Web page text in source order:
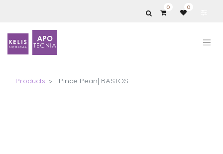
0 0
Products Pince Pean| BASTOS